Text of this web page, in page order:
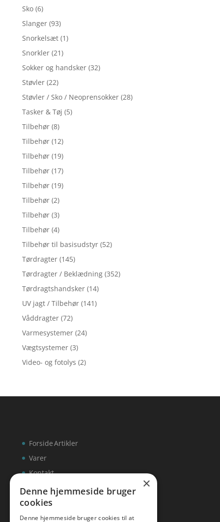
Sko (6)
Slanger (93)
Snorkelsæt (1)
Snorkler (21)
Sokker og handsker (32)
Støvler (22)
Støvler / Sko / Neoprensokker (28)
Tasker & Tøj (5)
Tilbehør (8)
Tilbehør (12)
Tilbehør (19)
Tilbehør (17)
Tilbehør (19)
Tilbehør (2)
Tilbehør (3)
Tilbehør (4)
Tilbehør til basisudstyr (52)
Tørdragter (145)
Tørdragter / Beklædning (352)
Tørdragtshandsker (14)
UV jagt / Tilbehør (141)
Våddragter (72)
Varmesystemer (24)
Vægtsystemer (3)
Video- og fotolys (2)
Forside
Varer
Kontakt
Artikler
×
Denne hjemmeside bruger
cookies
Denne hjemmeside bruger cookies til at